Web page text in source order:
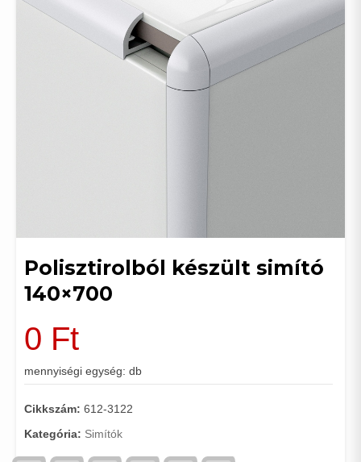
Polisztirolból készült simító
140×700
0 Ft
mennyiségi egység: db
Cikkszám: 612-3122
Kategória: Simítók